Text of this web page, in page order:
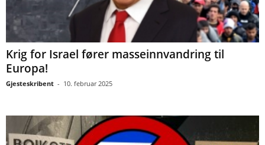
Krig for Israel fører masseinnvandring til
Europa!
Gjesteskribent - 10. februar 2025